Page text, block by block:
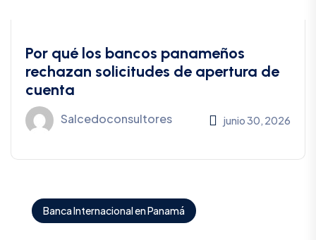
Por qué los bancos panameños
rechazan solicitudes de apertura de
cuenta
Salcedoconsultores junio 30, 2026
Banca Internacional en Panamá